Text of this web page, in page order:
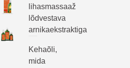
lihasmassaaž
lõdvestava
arnikaekstraktiga
Kehaõli,
mida